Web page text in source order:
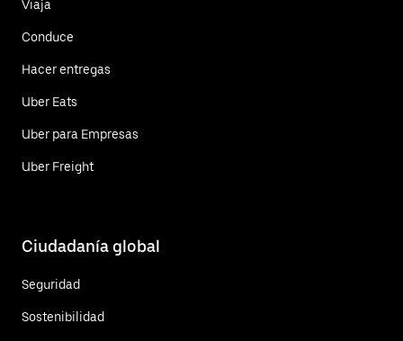
Viaja
Conduce
Hacer entregas
Uber Eats
Uber para Empresas
Uber Freight
Ciudadanía global
Seguridad
Sostenibilidad